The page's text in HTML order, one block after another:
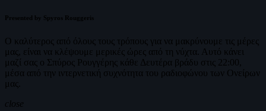
Presented by Spyros Rouggeris
Ο καλύτερος από όλους τους τρόπους για να μακρύνουμε τις μέρες
μας, είναι να κλέψουμε μερικές ώρες από τη νύχτα. Αυτό κάνει
μαζί σας ο Σπύρος Ρουγγέρης κάθε Δευτέρα βράδυ στις 22:00,
μέσα από την ιντερνετική συχνότητα του ραδιοφώνου των Ονείρων
μας.
close